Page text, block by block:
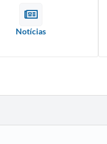
Notícias